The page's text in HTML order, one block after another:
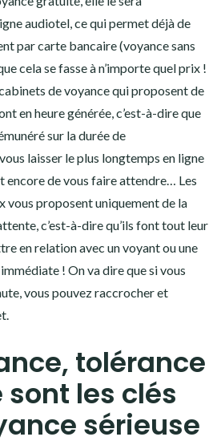
audiotel, ce qui permet déjà de
par carte bancaire (voyance sans
cela se fasse à n’importe quel prix !
de voyance qui proposent de
en heure générée, c’est-à-dire que
sur la durée de
laisser le plus longtemps en ligne
encore de vous faire attendre… Les
vous proposent uniquement de la
c’est-à-dire qu’ils font tout leur
en relation avec un voyant ou une
! On va dire que si vous
vous pouvez raccrocher et
tolérance
les clés
sérieuse